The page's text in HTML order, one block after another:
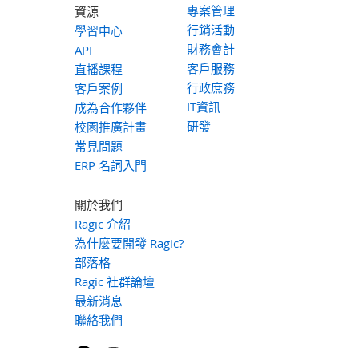
資源
學習中心
API
直播課程
客戶案例
成為合作夥伴
校園推廣計畫
常見問題
ERP 名詞入門
專案管理
行銷活動
財務會計
客戶服務
行政庶務
IT資訊
研發
關於我們
Ragic 介紹
為什麼要開發 Ragic?
部落格
Ragic 社群論壇
最新消息
聯絡我們